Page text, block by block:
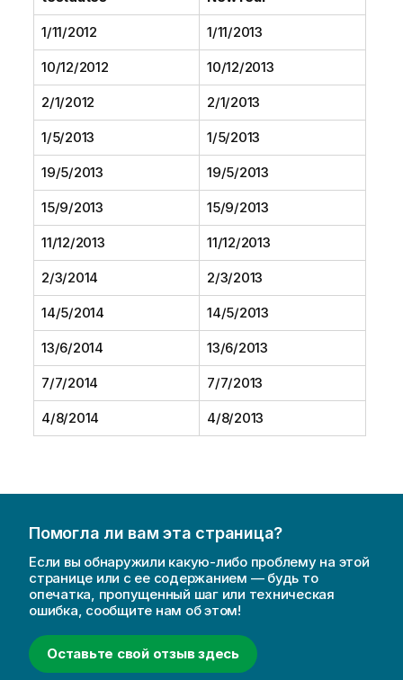
1/11/2012 1/11/2013
10/12/2012 10/12/2013
2/1/2012 2/1/2013
1/5/2013 1/5/2013
19/5/2013 19/5/2013
15/9/2013 15/9/2013
11/12/2013 11/12/2013
2/3/2014 2/3/2013
14/5/2014 14/5/2013
13/6/2014 13/6/2013
7/7/2014 7/7/2013
4/8/2014 4/8/2013
Помогла ли вам эта страница?
Если вы обнаружили какую-либо проблему на этой
странице или с ее содержанием — будь то
опечатка, пропущенный шаг или техническая
ошибка, сообщите нам об этом!
Оставьте свой отзыв здесь